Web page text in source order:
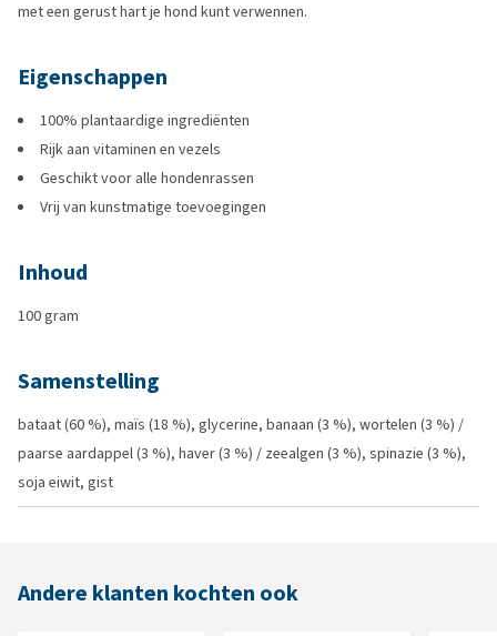
met een gerust hart je hond kunt verwennen.
Eigenschappen
100% plantaardige ingrediënten
Rijk aan vitaminen en vezels
Geschikt voor alle hondenrassen
Vrij van kunstmatige toevoegingen
Inhoud
100 gram
Samenstelling
bataat (60 %), maïs (18 %), glycerine, banaan (3 %), wortelen (3 %) /
paarse aardappel (3 %), haver (3 %) / zeealgen (3 %), spinazie (3 %),
soja eiwit, gist
Andere klanten kochten ook